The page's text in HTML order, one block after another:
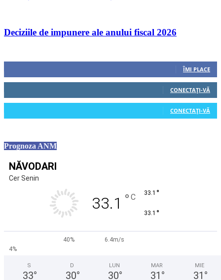
Deciziile de impunere ale anului fiscal 2026
ÎMI PLACE
CONECTAȚI-VĂ
CONECTAȚI-VĂ
Prognoza ANM
NĂVODARI
Cer Senin
33.1 ° C 33.1 °
33.1 °
40%
6.4m/s
4%
S
33°
D
30°
LUN
30°
MAR
31 °
MIE
31 °